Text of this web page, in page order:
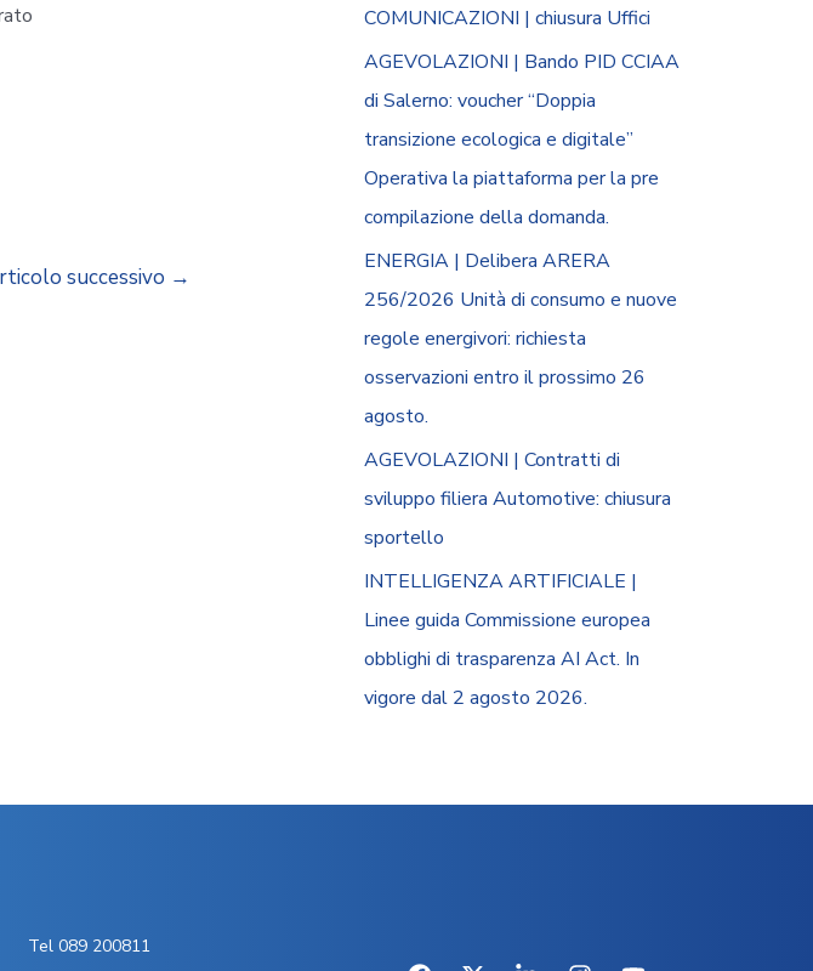
successivo →
COMUNICAZIONI | chiusura Uffici
AGEVOLAZIONI | Bando PID CCIAA
di Salerno: voucher “Doppia
transizione ecologica e digitale”
Operativa la piattaforma per la pre
compilazione della domanda.
ENERGIA | Delibera ARERA
256/2026 Unità di consumo e nuove
regole energivori: richiesta
osservazioni entro il prossimo 26
agosto.
AGEVOLAZIONI | Contratti di
sviluppo filiera Automotive: chiusura
sportello
INTELLIGENZA ARTIFICIALE |
Linee guida Commissione europea
obblighi di trasparenza AI Act. In
vigore dal 2 agosto 2026.
Tel 089 200811